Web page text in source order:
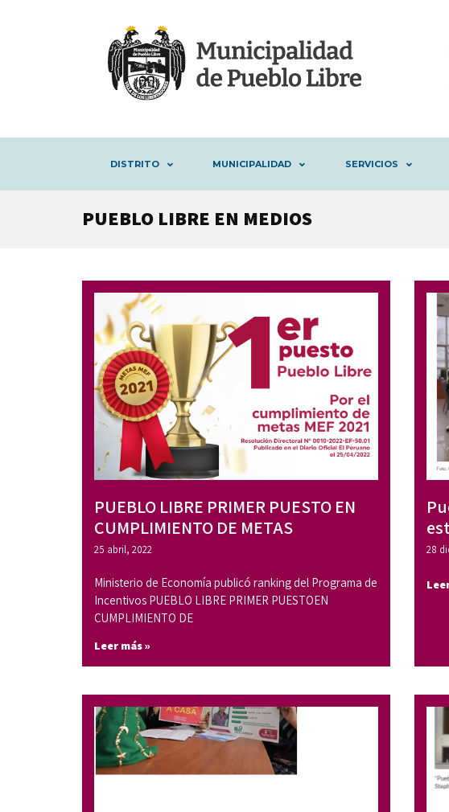
DISTRITO MUNICIPALIDAD SERVICIOS
PUEBLO LIBRE EN MEDIOS
PUEBLO LIBRE PRIMER PUESTO EN
CUMPLIMIENTO DE METAS
25 abril, 2022
Ministerio de Economía publicó ranking del Programa de
Incentivos PUEBLO LIBRE PRIMER PUESTOEN
CUMPLIMIENTO DE
Leer más »
28